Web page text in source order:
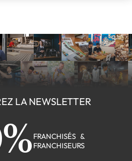
LA NEWSLETTER
FRANCHISÉS &
FRANCHISEURS